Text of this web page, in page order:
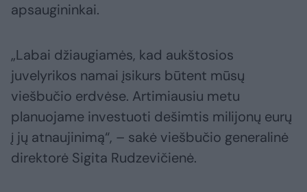
apsaugininkai.
„Labai džiaugiamės, kad aukštosios
juvelyrikos namai įsikurs būtent mūsų
viešbučio erdvėse. Artimiausiu metu
planuojame investuoti dešimtis milijonų eurų
į jų atnaujinimą“, – sakė viešbučio generalinė
direktorė Sigita Rudzevičienė.